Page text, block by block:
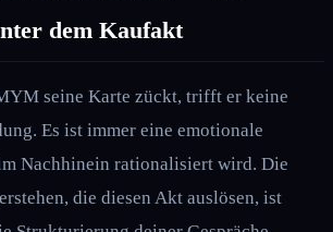
dem Kaufakt
seine Karte zückt, trifft er keine
Es ist immer eine emotionale
Nachhinein rationalisiert wird. Die
die diesen Akt auslösen, ist